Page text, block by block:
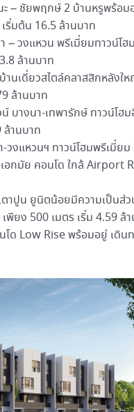
– ชัยพฤกษ์ 2 บ้านหรูพร้อม
ริ่มต้น 16.5 ล้านบาท
– วงแหวน พรีเมี่ยมทาวน์โ
ล้านบาท
านเดี่ยวสไตล์คลาสสิกหลัง
ล้านบาท
บางนา-เทพารักษ์ ทาวน์โฮ
ล้านบาท
วงแหวนฯ ทาวน์โฮมพรีเมี่
อกมัย คอนโด ใกล้ Airport
เตาปูน ยูนิตน้อยมีความเป็น
พียง 500 เมตร เริ่ม 4.59 ล้
ด Low Rise พร้อมอยู่ เดิน